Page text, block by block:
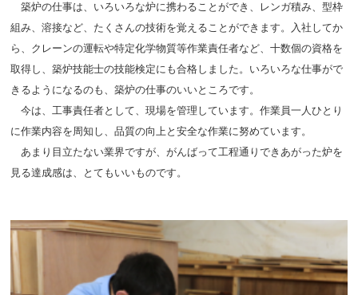
築炉の仕事は、いろいろな炉に携わることができ、レンガ積み、型枠
組み、溶接など、たくさんの技術を覚えることができます。入社してか
ら、クレーンの運転や特定化学物質等作業責任者など、十数個の資格を
取得し、築炉技能士の技能検定にも合格しました。いろいろな仕事がで
きるようになるのも、築炉の仕事のいいところです。
今は、工事責任者として、現場を管理しています。作業員一人ひとり
に作業内容を周知し、品質の向上と安全な作業に努めています。
あまり目立たない業界ですが、がんばって工程通りできあがった炉を
見る達成感は、とてもいいものです。